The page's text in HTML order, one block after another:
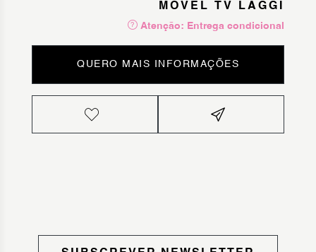
MÓVEL TV LAGGI
Atenção: Entrega condicional
QUERO MAIS INFORMAÇÕES